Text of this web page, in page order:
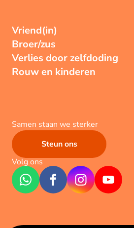
Vriend(in)
Broer/zus
Verlies door zelfdoding
Rouw en kinderen
Samen staan we sterker
Steun ons
Volg ons